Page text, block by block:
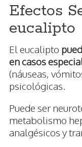
Efectos
eucalipto
El eucalipto
en casos
(náuseas,
psicológicas.
Puede ser
metabolismo
analgésicos y